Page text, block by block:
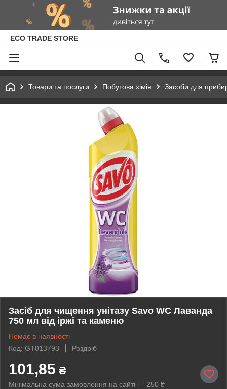
ECO TRADE STORE
Товари та послуги Побутова хімія Засоби для
Засіб для чищення унітазу Savo WC Лаванда
750 мл від іржі та каменю
Немає в наявності
Код: GT013793
Роздріб
101,85 ₴
Мінімальна сума замовлення на сайті — 250 ₴